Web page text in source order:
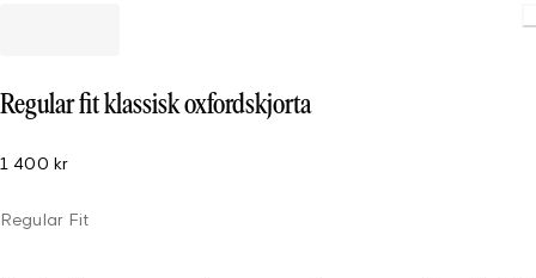
Regular fit klassisk oxfordskjorta
1 400 kr
Regular Fit